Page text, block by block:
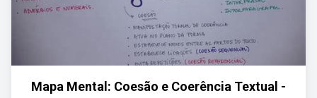
Mapa Mental: Coesão e Coerência Textual -